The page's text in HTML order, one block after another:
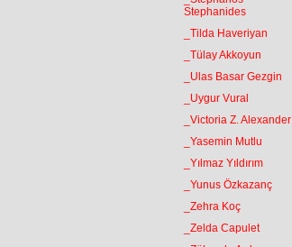
Stephanides
_Tilda Haveriyan
_Tülay Akkoyun
_Ulas Basar Gezgin
_Uygur Vural
_Victoria Z. Alexander
_Yasemin Mutlu
_Yılmaz Yıldırım
_Yunus Özkazanç
_Zehra Koç
_Zelda Capulet